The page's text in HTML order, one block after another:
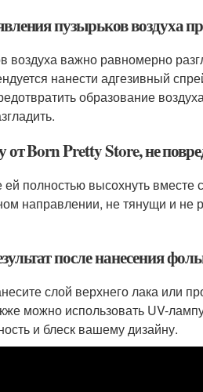
пузырьков воздуха
важно равномерно
нанести адгезивный
образование
Born Pretty Store, не
полностью высохнуть вместе
направлении, не тянущи и не
после нанесения
слой верхнего лака или
можно использовать UV-
и блеск вашему дизайну.